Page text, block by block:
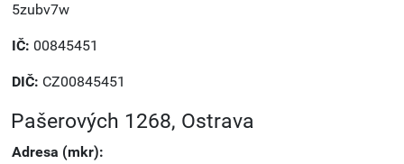
5zubv7w
IČ: 00845451
DIČ: CZ00845451
Pašerových 1268, Ostrava
Adresa (mkr):